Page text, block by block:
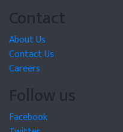
Contact
About Us
Contact Us
Careers
Follow us
Facebook